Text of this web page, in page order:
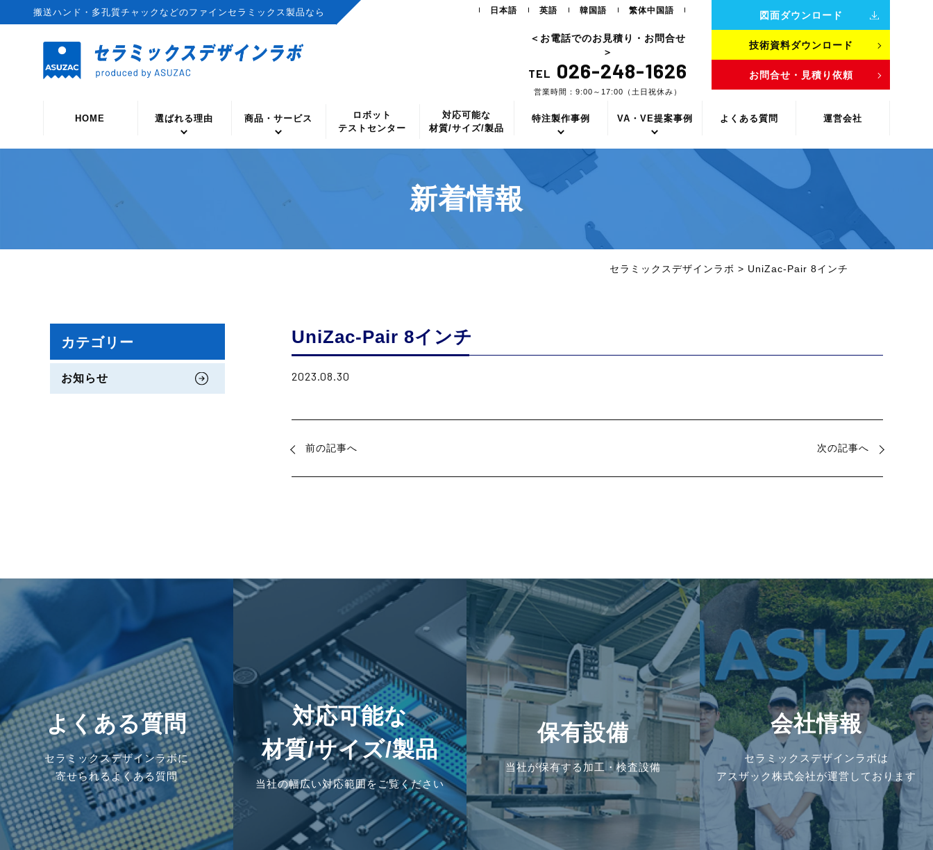
搬送ハンド・多孔質チャックなどのファインセラミックス製品なら 日本語 英語 韓国語 繁体中国語
＜お電話でのお見積り・お問合せ
＞
TEL 026-248-1626
営業時間：9:00～17:00（土日祝休み）
図面ダウンロード
技術資料ダウンロード
お問合せ・見積り依頼
HOME 選ばれる理由 商品・サービス
ロボット
テストセンター
対応可能な
材質/サイズ/製品
特注製作事例 VA・VE提案事例 よくある質問 運営会社
新着情報
セラミックスデザインラボ > UniZac-Pair 8インチ
UniZac-Pair 8インチ
2023.08.30
前の記事へ 次の記事へ
カテゴリー
お知らせ
よくある質問
セラミックスデザインラボに
寄せられるよくある質問
対応可能な
材質/サイズ/製品
当社の幅広い対応範囲をご覧ください
保有設備
当社が保有する加工・検査設備
会社情報
セラミックスデザインラボは
アスザック株式会社が運営しております